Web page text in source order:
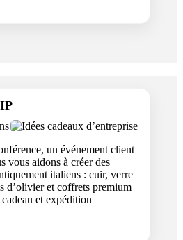
un événement client
vous aidons à créer des
italiens : cuir, verre
d’olivier et coffrets premium
et expédition